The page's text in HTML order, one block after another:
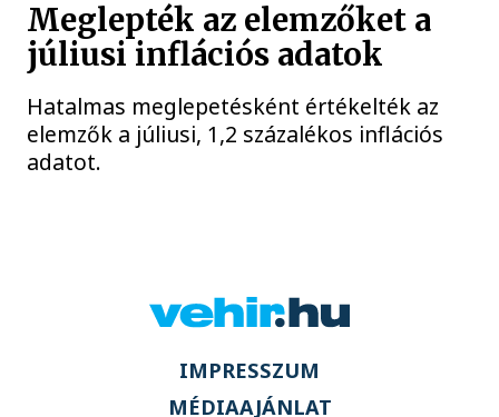
Meglepték az elemzőket a
júliusi inflációs adatok
Hatalmas meglepetésként értékelték az
elemzők a júliusi, 1,2 százalékos inflációs
adatot.
IMPRESSZUM
MÉDIAAJÁNLAT